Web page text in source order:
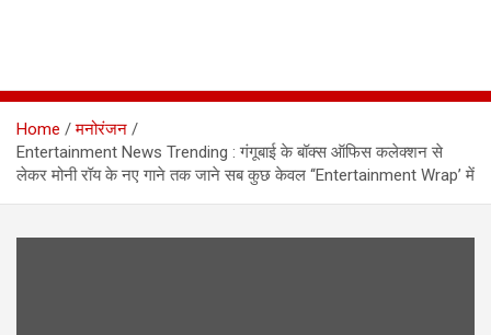
Home
मनोरंजन
Entertainment News Trending : गंगूबाई के बॉक्स ऑफिस कलेक्शन से
लेकर मोनी रॉय के नए गाने तक जाने सब कुछ केवल ‘‘Entertainment Wrap’ में